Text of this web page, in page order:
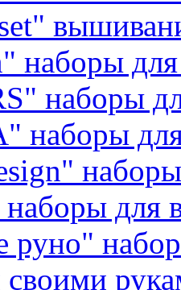
наборы
наборы
наборы
для
руно"
своими